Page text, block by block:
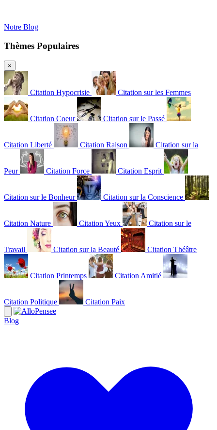
Notre Blog
Thèmes Populaires
×
Citation Hypocrisie Citation sur les Femmes
Citation Coeur Citation sur le Passé
Citation Liberté Citation Raison Citation sur la
Peur Citation Force Citation Esprit
Citation sur le Bonheur Citation sur la Conscience
Citation Nature Citation Yeux Citation sur le
Travail Citation sur la Beauté Citation Théâtre
Citation Printemps Citation Amitié
Citation Politique Citation Paix
Blog